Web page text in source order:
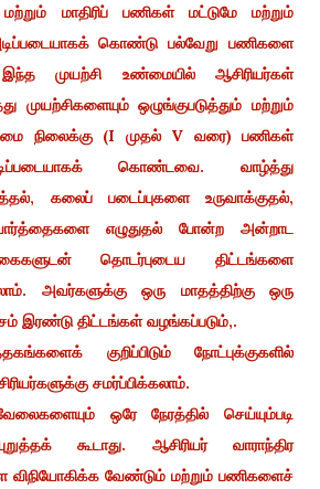
மாதிரிப் பணிகள் மட்டுமே மற்றும்
கொண்டு பல்வேறு பணிகளை
இந்த முயற்சி உண்மையில் ஆசிரியர்கள்
ஒழுங்குபடுத்தும் மற்றும்
நிலைக்கு (I முதல் V வரை) பணிகள்
கொண்டவை. வாழ்த்து
கலைப் படைப்புகளை உருவாக்குதல்,
எழுதுதல் போன்ற அன்றாட
தொடர்புடைய திட்டங்களை
அவர்களுக்கு ஒரு மாதத்திற்கு ஒரு
இரண்டு திட்டங்கள் வழங்கப்படும்,.
குறிப்பிடும் நோட்புக்குகளில்
சமர்ப்பிக்கலாம்.
ஒரே நேரத்தில் செய்யும்படி
கூடாது. ஆசிரியர் வாராந்திர
விநியோகிக்க வேண்டும் மற்றும் பணிகளைச்